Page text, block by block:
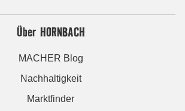
Über HORNBACH
MACHER Blog
Nachhaltigkeit
Marktfinder